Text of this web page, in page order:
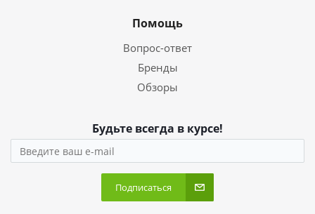
Помощь
Вопрос-ответ
Бренды
Обзоры
Будьте всегда в курсе!
Подписаться